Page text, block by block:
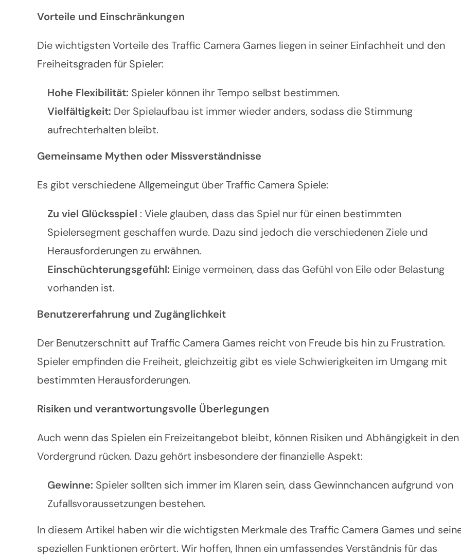
Vorteile und Einschränkungen
Die wichtigsten Vorteile des Traffic Camera Games liegen in seiner Einfachheit und den
Freiheitsgraden für Spieler:
Hohe Flexibilität: Spieler können ihr Tempo selbst bestimmen.
Vielfältigkeit: Der Spielaufbau ist immer wieder anders, sodass die Stimmung
aufrechterhalten bleibt.
Gemeinsame Mythen oder Missverständnisse
Es gibt verschiedene Allgemeingut über Traffic Camera Spiele:
Zu viel Glücksspiel : Viele glauben, dass das Spiel nur für einen bestimmten
Spielersegment geschaffen wurde. Dazu sind jedoch die verschiedenen Ziele und
Herausforderungen zu erwähnen.
Einschüchterungsgefühl: Einige vermeinen, dass das Gefühl von Eile oder Belastung
vorhanden ist.
Benutzererfahrung und Zugänglichkeit
Der Benutzerschnitt auf Traffic Camera Games reicht von Freude bis hin zu Frustration.
Spieler empfinden die Freiheit, gleichzeitig gibt es viele Schwierigkeiten im Umgang mit
bestimmten Herausforderungen.
Risiken und verantwortungsvolle Überlegungen
Auch wenn das Spielen ein Freizeitangebot bleibt, können Risiken und Abhängigkeit in den
Vordergrund rücken. Dazu gehört insbesondere der finanzielle Aspekt:
Gewinne: Spieler sollten sich immer im Klaren sein, dass Gewinnchancen aufgrund von
Zufallsvoraussetzungen bestehen.
In diesem Artikel haben wir die wichtigsten Merkmale des Traffic Camera Games und
speziellen Funktionen erörtert. Wir hoffen, Ihnen ein umfassendes Verständnis für das